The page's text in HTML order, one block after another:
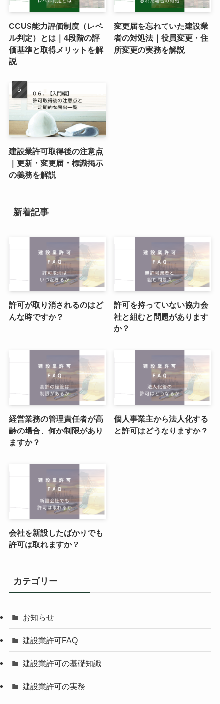
CCUS能力評価制度（レベ
ル判定）とは｜4段階の評
価基準と取得メリットを解
説
変更届を忘れていた建設業
者の対処法｜役員変更・住
所変更の実務を解説
建設業許可取得後の注意点
｜更新・変更届・標識掲示
の義務を解説
新着記事
許可が取り消されるのはど
んな時ですか？
許可を持っていない協力会
社と組むと問題があります
か？
経営業務の管理責任者が高
齢の場合、何か制限があり
ますか？
個人事業主から法人化する
と許可はどうなりますか？
会社を新設したばかりでも
許可は取れますか？
カテゴリー
お知らせ
建設業許可FAQ
建設業許可の基礎知識
建設業許可の実務